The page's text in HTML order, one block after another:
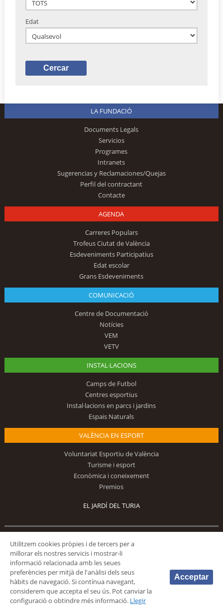
Edat
LA FUNDACIÓ
Documents Legals
Servicios
Programes
Intranets
Sugerencias y Reclamaciones/Quejas
Perfil del contractant
Contacte
AGENDA
Carreres Populars
Trofeus Ciutat de València
Esdeveniments Participatius
Edat escolar
Grans Esdeveniments
COMUNICACIÓ
Centre de Documentació
Notícies
VEM
VETV
INSTAL·LACIONS
Camps de Futbol
Centres esportius
Instal·lacions en parcs i jardins
Espais Naturals
VALÈNCIA EN ESPORT
Voluntariat Esportiu de València
Turisme i esport
Econòmica i coneixement
Premios
EL JARDÍ DEL TURIA
© 2026 Fundación Deportiva Municipal Valencia |AVÍS LEGAL
Utilitzem cookies pròpies i de tercers per a
millorar els nostres servicis i mostrar-li
informació relacionada amb les seues
preferències per mitjà de l'anàlisi dels seus
hàbits de navegació. Si contínua navegant,
considerem que accepta el seu ús. Pot canviar la
configuració o obtindre més informació. Llegir
Acceptar